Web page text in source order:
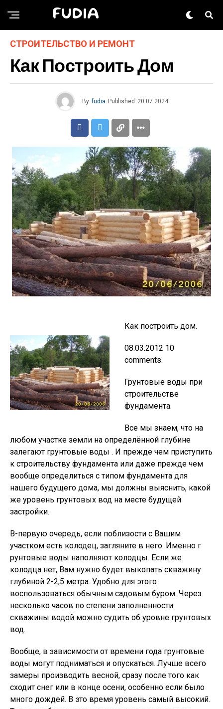
FUDIA
СТРОИТЕЛЬСТВО И РЕМОНТ
Как Построить Дом
By fudia Published 20.07.2024
Как построить дом.
08.03.2012 10
comments.
Грунтовые воды при
строительстве
фундамента.
Все мы знаем, что на
любом участке земли на определённой глубине
залегают грунтовые воды . И прежде чем приступить
к строительству фундамента или даже прежде чем
вообще определиться с типом фундамента для
нашего будущего дома, мы должны выяснить, какой
же уровень грунтовых вод на месте будущей
застройки.
В-первую очередь, если поблизости с Вашим
участком есть колодец, загляните в него. Именно г
рунтовые воды наполняют колодцы. Если же
колодца нет, Вам нужно будет выкопать скважину
глубиной 2-2,5 метра. Удобно для этого
воспользоваться обычным садовым буром. Через
несколько часов по степени заполненности
скважины водой можно судить об уровне грунтовых
вод.
Вообще, в зависимости от времени года грунтовые
воды могут подниматься и опускаться. Лучше всего
замеры производить весной, сразу после того как
сходит снег или в конце осени, особенно если было
много дождей. В это время уровень самый высокий.